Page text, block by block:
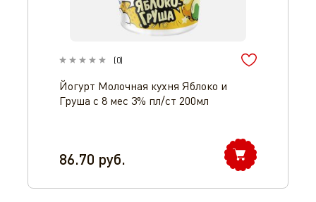
(0)
Йогурт Молочная кухня Яблоко и
Груша с 8 мес 3% пл/ст 200мл
86.70 руб.